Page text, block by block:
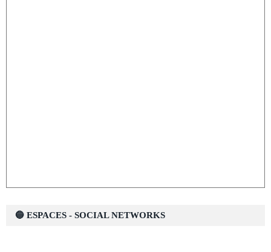
🔵 ESPACES - SOCIAL NETWORKS